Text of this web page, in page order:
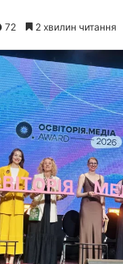
72 2 хвилин читання